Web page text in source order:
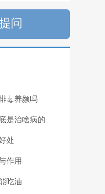
问
毒养颜吗
是治啥病的
处
作用
吃油